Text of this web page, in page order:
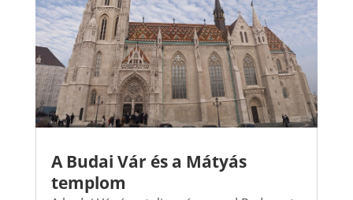
A Budai Vár és a Mátyás
templom